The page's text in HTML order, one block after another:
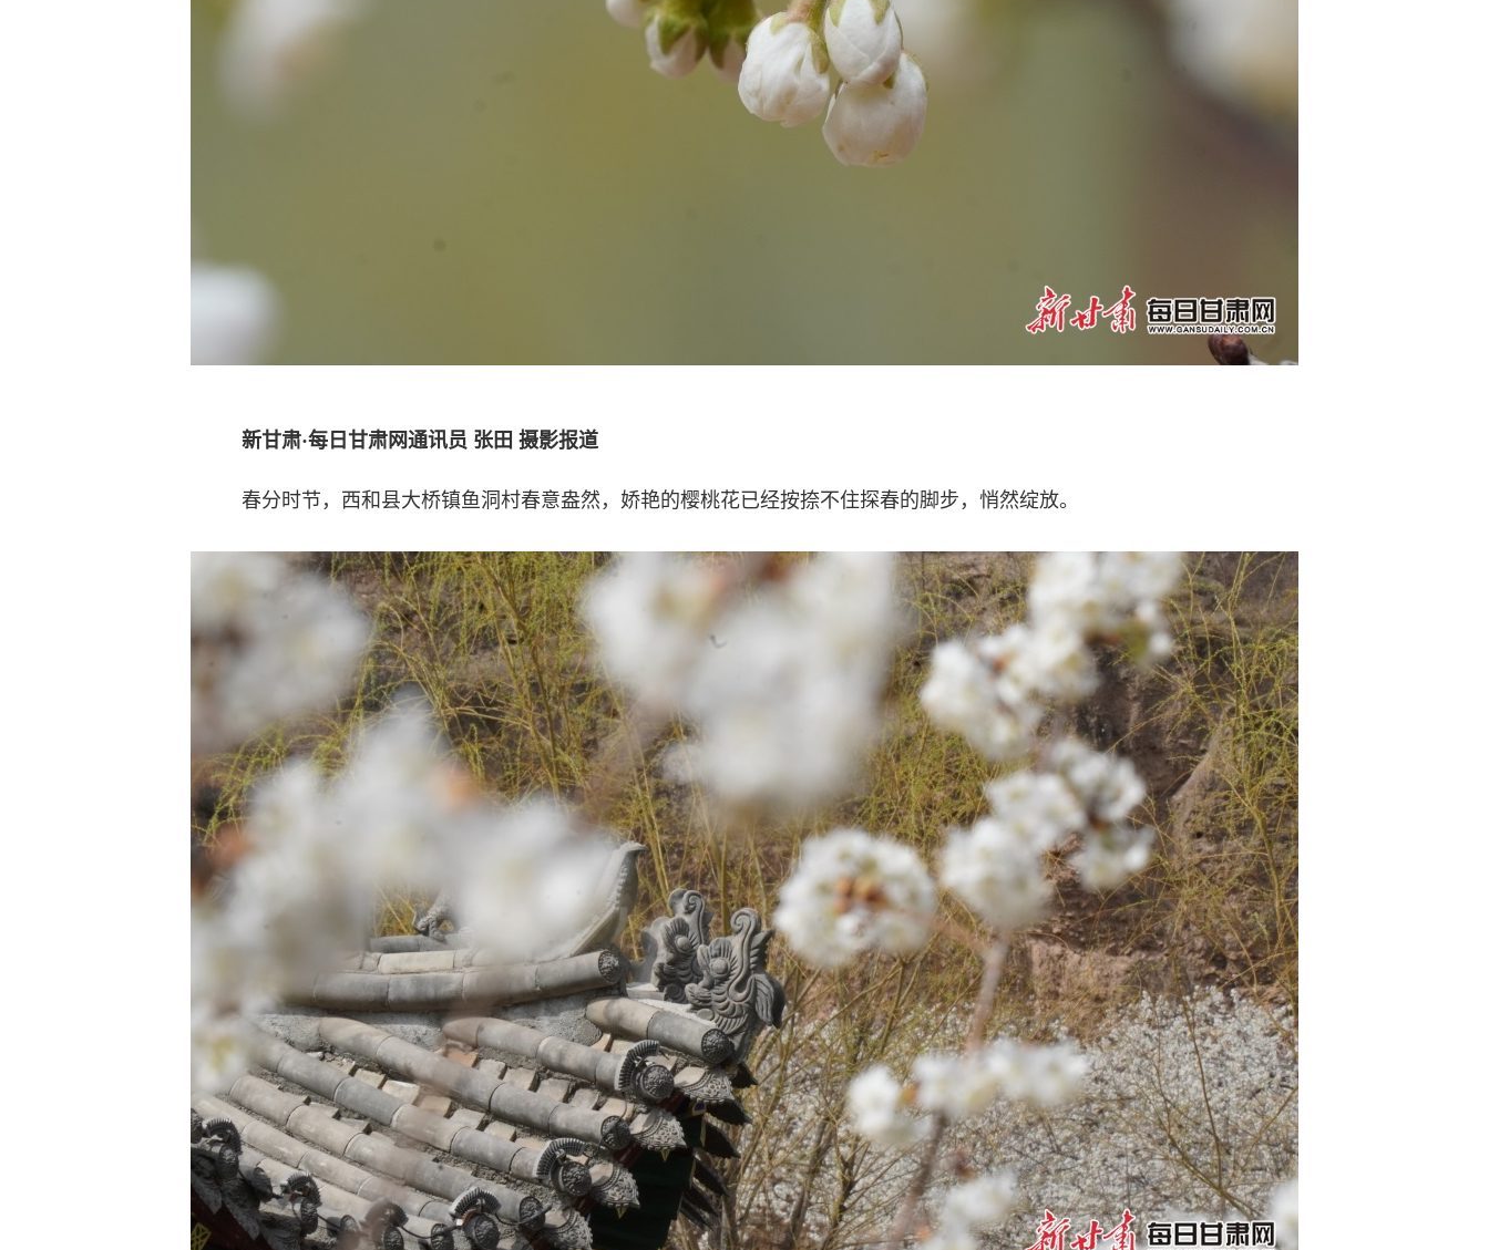
新甘肃·每日甘肃网通讯员 张田 摄影报道
春分时节，西和县大桥镇鱼洞村春意盎然，娇艳的樱桃花已经按捺不住探春的脚步，悄然绽放。